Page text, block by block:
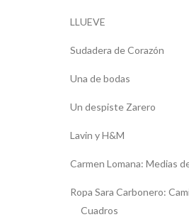
LLUEVE
Sudadera de Corazón
Una de bodas
Un despiste Zarero
Lavin y H&M
Carmen Lomana: Medias
Ropa Sara Carbonero:
Cuadros